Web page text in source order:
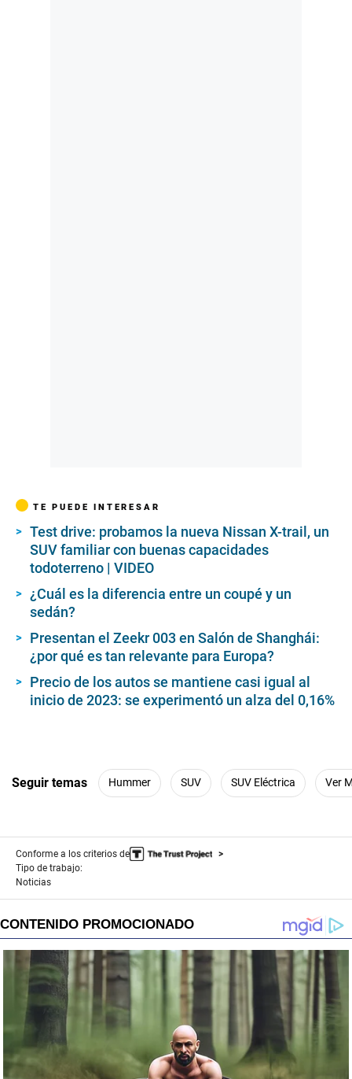
TE PUEDE INTERESAR
Test drive: probamos la nueva Nissan X-trail, un
SUV familiar con buenas capacidades
todoterreno | VIDEO
¿Cuál es la diferencia entre un coupé y un
sedán?
Presentan el Zeekr 003 en Salón de Shanghái:
¿por qué es tan relevante para Europa?
Precio de los autos se mantiene casi igual al
inicio de 2023: se experimentó un alza del 0,16%
Seguir temas Hummer SUV SUV Eléctrica Ver
Conforme a los criterios de
Tipo de trabajo:
Noticias